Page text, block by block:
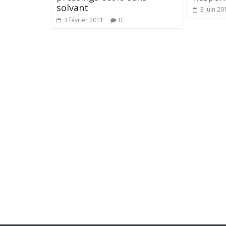
solvant
3 février 2011 0
3 juin